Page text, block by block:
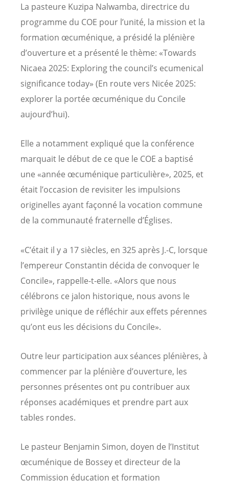
La pasteure Kuzipa Nalwamba, directrice du
programme du COE pour l’unité, la mission et la
formation œcuménique, a présidé la plénière
d’ouverture et a présenté le thème: «Towards
Nicaea 2025: Exploring the council’s ecumenical
significance today» (En route vers Nicée 2025:
explorer la portée œcuménique du Concile
aujourd’hui).
Elle a notamment expliqué que la conférence
marquait le début de ce que le COE a baptisé
une «année œcuménique particulière», 2025, et
était l’occasion de revisiter les impulsions
originelles ayant façonné la vocation commune
de la communauté fraternelle d’Églises.
«C’était il y a 17 siècles, en 325 après J.-C, lorsque
l’empereur Constantin décida de convoquer le
Concile», rappelle-t-elle. «Alors que nous
célébrons ce jalon historique, nous avons le
privilège unique de réfléchir aux effets pérennes
qu’ont eus les décisions du Concile».
Outre leur participation aux séances plénières, à
commencer par la plénière d’ouverture, les
personnes présentes ont pu contribuer aux
réponses académiques et prendre part aux
tables rondes.
Le pasteur Benjamin Simon, doyen de l’Institut
œcuménique de Bossey et directeur de la
Commission éducation et formation